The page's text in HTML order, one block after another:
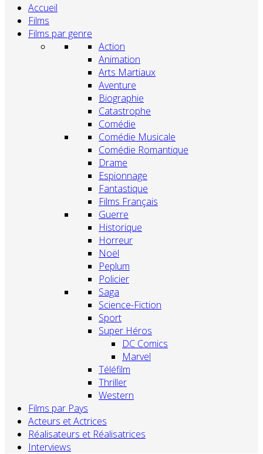
Accueil
Films
Films par genre
Action
Animation
Arts Martiaux
Aventure
Biographie
Catastrophe
Comédie
Comédie Musicale
Comédie Romantique
Drame
Espionnage
Fantastique
Films Français
Guerre
Historique
Horreur
Noël
Peplum
Policier
Saga
Science-Fiction
Sport
Super Héros
DC Comics
Marvel
Téléfilm
Thriller
Western
Films par Pays
Acteurs et Actrices
Réalisateurs et Réalisatrices
Interviews